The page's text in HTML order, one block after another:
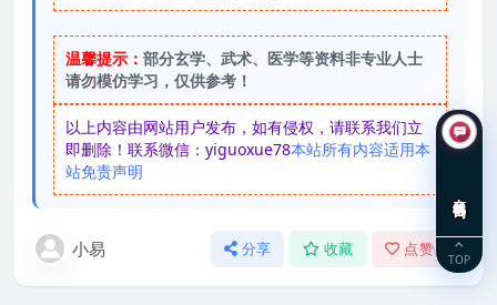
温馨提示： 部分玄学、武术、医学等资料非专业人士
请勿模仿学习，仅供参考！
以上内容由网站用户发布，如有侵权，请联系我们立
即删除！联系微信：yiguoxue78本站所有内容适用本
站免责声明
小易 分享 收藏 点赞(
TOP